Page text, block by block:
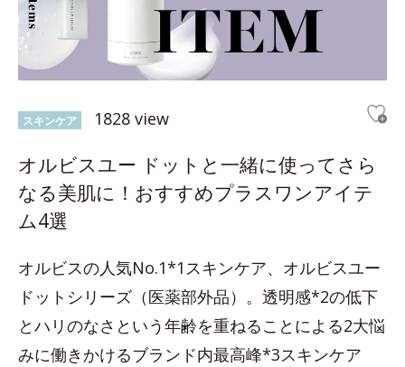
スキンケア 1828 view
オルビスユー ドットと一緒に使ってさら
なる美肌に！おすすめプラスワンアイテ
ム4選
オルビスの人気No.1*1スキンケア、オルビスユー
ドットシリーズ（医薬部外品）。透明感*2の低下
とハリのなさという年齢を重ねることによる2大悩
みに働きかけるブランド内最高峰*3スキンケア